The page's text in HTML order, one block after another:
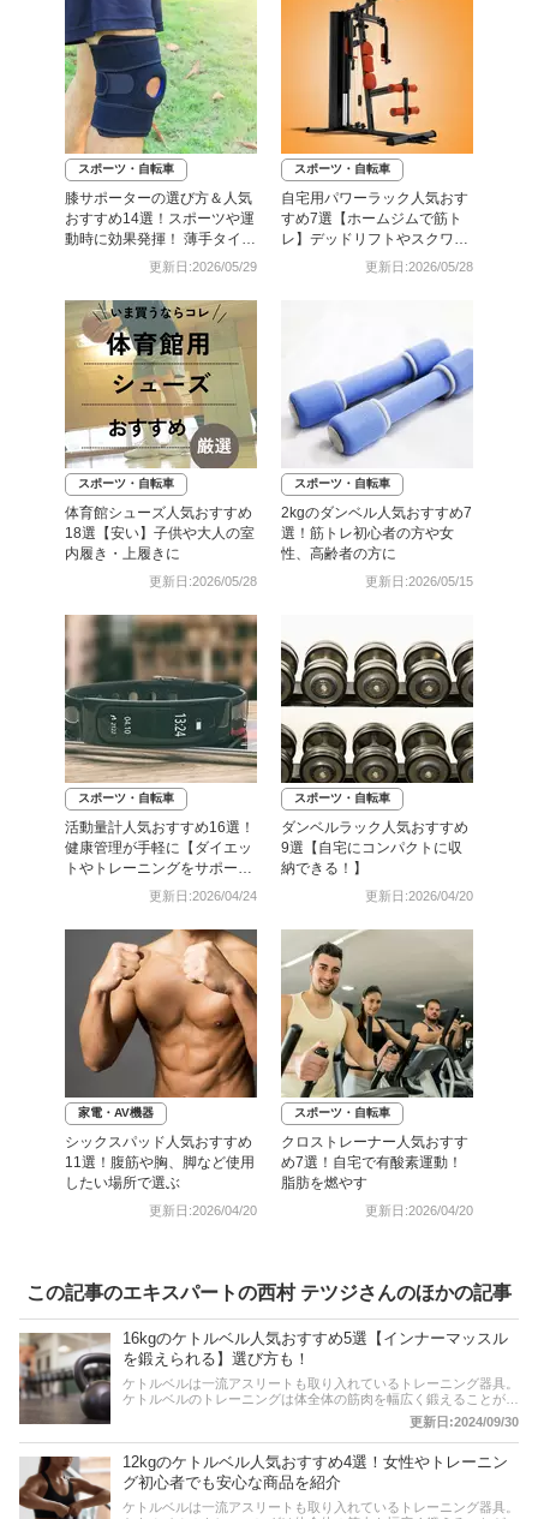
スポーツ・自転車
膝サポーターの選び方＆人気
おすすめ14選！スポーツや運
動時に効果発揮！ 薄手タイプ
更新日:2026/05/29
スポーツ・自転車
自宅用パワーラック人気おす
すめ7選【ホームジムで筋ト
レ】デッドリフトやスクワッ
更新日:2026/05/28
スポーツ・自転車
体育館シューズ人気おすすめ
18選【安い】子供や大人の室
内履き・上履きに
更新日:2026/05/28
スポーツ・自転車
2kgのダンベル人気おすすめ7
選！筋トレ初心者の方や女
性、高齢者の方に
更新日:2026/05/15
スポーツ・自転車
活動量計人気おすすめ16選！
健康管理が手軽に【ダイエッ
トやトレーニングをサポー
更新日:2026/04/24
スポーツ・自転車
ダンベルラック人気おすすめ
9選【自宅にコンパクトに収
納できる！】
更新日:2026/04/20
家電・AV機器
シックスパッド人気おすすめ
11選！腹筋や胸、脚など使用
したい場所で選ぶ
更新日:2026/04/20
スポーツ・自転車
クロストレーナー人気おすす
め7選！自宅で有酸素運動！
脂肪を燃やす
更新日:2026/04/20
この記事のエキスパートの西村 テツジさんのほかの記事
16kgのケトルベル人気おすすめ5選【インナーマッスル
を鍛えられる】選び方も！
ケトルベルは一流アスリートも取り入れているトレーニング器具。
ケトルベルのトレーニングは体全体の筋肉を幅広く鍛えることがで
きるため、今まで筋トレをしたことがない初心者や女性にもおすす
めです。本記事では、ケトルベルの中でも中級レベルのトレーニン
グが可能な重量16kgの商品をピックアップ。おすすめの商品をご
紹介しています。選び方のポイントなども掲載しているので是非参
考にしてみてください。
更新日:2024/09/30
12kgのケトルベル人気おすすめ4選！女性やトレーニン
グ初心者でも安心な商品を紹介
ケトルベルは一流アスリートも取り入れているトレーニング器具。